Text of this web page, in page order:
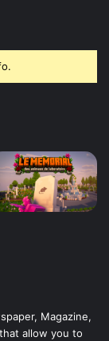
Magazine,
allow you to